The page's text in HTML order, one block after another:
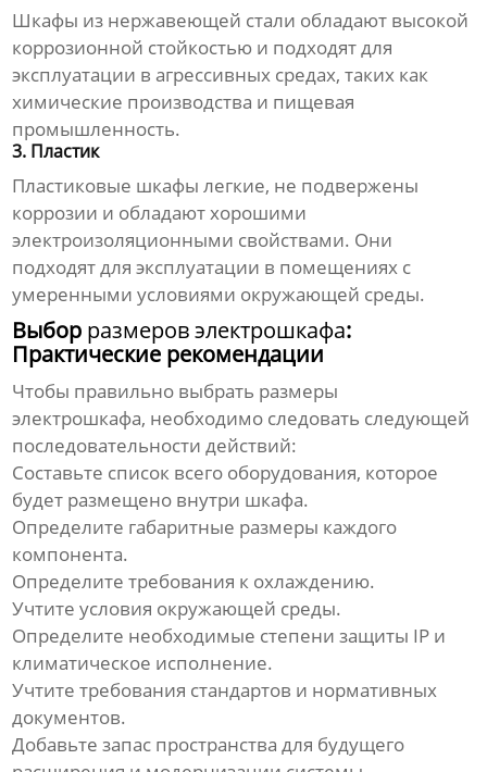
Шкафы из нержавеющей стали обладают высокой
коррозионной стойкостью и подходят для
эксплуатации в агрессивных средах, таких как
химические производства и пищевая
промышленность.
3. Пластик
Пластиковые шкафы легкие, не подвержены
коррозии и обладают хорошими
электроизоляционными свойствами. Они
подходят для эксплуатации в помещениях с
умеренными условиями окружающей среды.
Выбор размеров электрошкафа:
Практические рекомендации
Чтобы правильно выбрать размеры
электрошкафа, необходимо следовать следующей
последовательности действий:
Составьте список всего оборудования, которое
будет размещено внутри шкафа.
Определите габаритные размеры каждого
компонента.
Определите требования к охлаждению.
Учтите условия окружающей среды.
Определите необходимые степени защиты IP и
климатическое исполнение.
Учтите требования стандартов и нормативных
документов.
Добавьте запас пространства для будущего